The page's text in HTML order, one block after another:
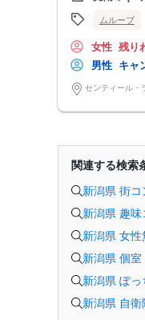
ムルーブ
女性 残り
男性 キャ
センティール・
関連する検索
新潟県 街コ
新潟県 趣味
新潟県 女性
新潟県 個室
新潟県 ぽっ
新潟県 自衛